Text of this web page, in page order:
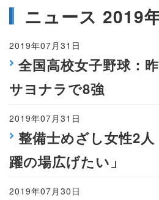
ニュース 2019
2019年07月31日
全国高校女子野球：
サヨナラで8強
2019年07月31日
整備士めざし女性2
躍の場広げたい」
2019年07月30日